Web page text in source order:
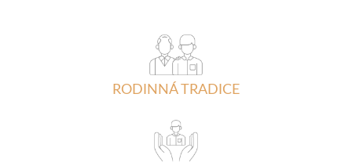
RODINNÁ TRADICE